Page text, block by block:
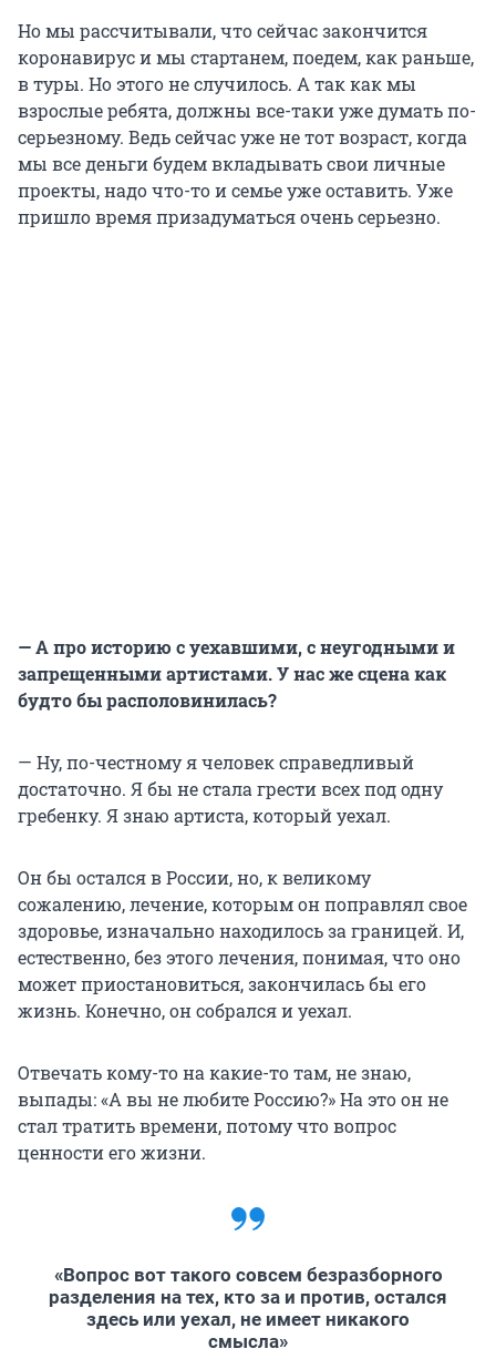
Но мы рассчитывали, что сейчас закончится
коронавирус и мы стартанем, поедем, как раньше,
в туры. Но этого не случилось. А так как мы
взрослые ребята, должны все-таки уже думать по-
серьезному. Ведь сейчас уже не тот возраст, когда
мы все деньги будем вкладывать свои личные
проекты, надо что-то и семье уже оставить. Уже
пришло время призадуматься очень серьезно.
— А про историю с уехавшими, с неугодными и
запрещенными артистами. У нас же сцена как
будто бы располовинилась?
— Ну, по-честному я человек справедливый
достаточно. Я бы не стала грести всех под одну
гребенку. Я знаю артиста, который уехал.
Он бы остался в России, но, к великому
сожалению, лечение, которым он поправлял свое
здоровье, изначально находилось за границей. И,
естественно, без этого лечения, понимая, что оно
может приостановиться, закончилась бы его
жизнь. Конечно, он собрался и уехал.
Отвечать кому-то на какие-то там, не знаю,
выпады: «А вы не любите Россию?» На это он не
стал тратить времени, потому что вопрос
ценности его жизни.
«Вопрос вот такого совсем безразборного
разделения на тех, кто за и против, остался
здесь или уехал, не имеет никакого
смысла»